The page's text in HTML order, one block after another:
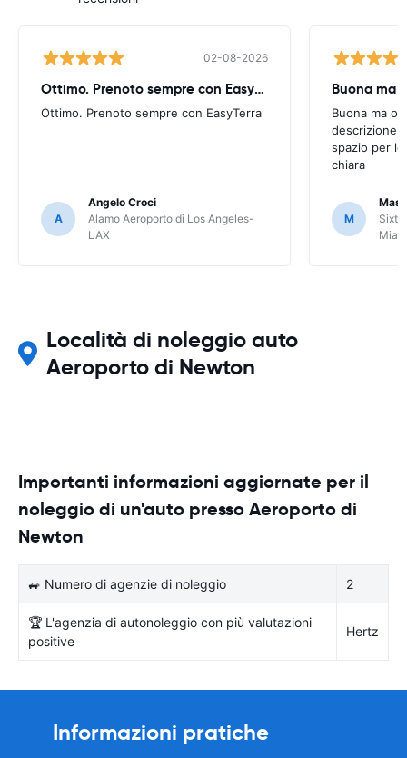
02-08-2026
Ottimo. Prenoto sempre con EasyTerra
Ottimo. Prenoto sempre con EasyTerra
A
Angelo Croci
Alamo Aeroporto di Los Angeles-
LAX
Buona ma
Buona ma
descrizione
spazio per
chiara
M
Sixt
Località di noleggio auto
Aeroporto di Newton
Importanti informazioni aggiornate per il
noleggio di un'auto presso Aeroporto di
Newton
🚙 Numero di agenzie di noleggio 2
🏆 L'agenzia di autonoleggio con più valutazioni
positive
Hertz
Informazioni pratiche